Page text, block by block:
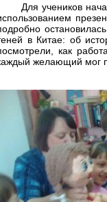
Для учеников
в Китае: об
как
желающий мог